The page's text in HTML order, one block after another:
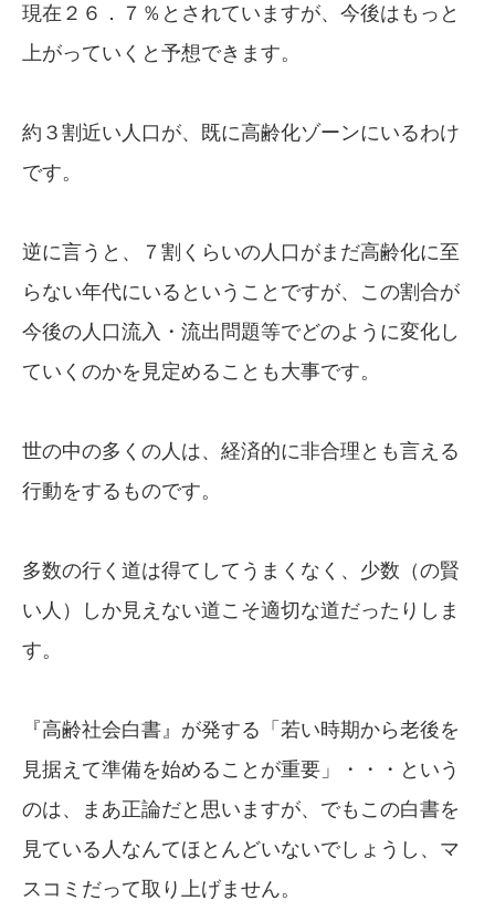
現在２６．７％とされていますが、今後はもっと
上がっていくと予想できます。
約３割近い人口が、既に高齢化ゾーンにいるわけ
です。
逆に言うと、７割くらいの人口がまだ高齢化に至
らない年代にいるということですが、この割合が
今後の人口流入・流出問題等でどのように変化し
ていくのかを見定めることも大事です。
世の中の多くの人は、経済的に非合理とも言える
行動をするものです。
多数の行く道は得てしてうまくなく、少数（の賢
い人）しか見えない道こそ適切な道だったりしま
す。
『高齢社会白書』が発する「若い時期から老後を
見据えて準備を始めることが重要」・・・という
のは、まあ正論だと思いますが、でもこの白書を
見ている人なんてほとんどいないでしょうし、マ
スコミだって取り上げません。